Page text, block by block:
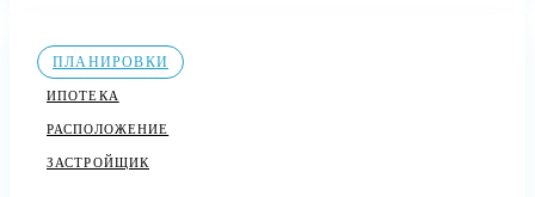
ПЛАНИРОВКИ
ИПОТЕКА
РАСПОЛОЖЕНИЕ
ЗАСТРОЙЩИК